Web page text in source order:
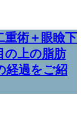
重術＋眼瞼下
の上の脂肪
経過をご紹